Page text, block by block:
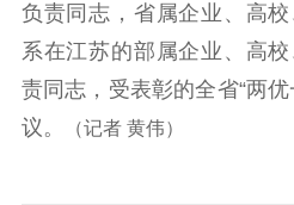
负责同志，省属企业、高
系在江苏的部属企业、高
责同志，受表彰的全省“两
议。
（记者 黄伟）